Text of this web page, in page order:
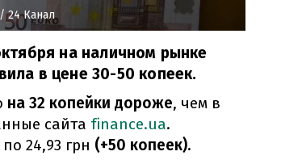
/ 24 Канал
на наличном рынке
в цене 30-50 копеек.
на 32 копейки дороже, чем в
сайта finance.ua.
24,93 грн (+50 копеек).